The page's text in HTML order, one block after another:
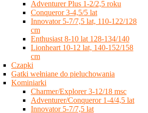
Adventurer Plus 1-2/2,5 roku
Conqueror 3-4,5/5 lat
Innovator 5-7/7,5 lat, 110-122/128
cm
Enthusiast 8-10 lat 128-134/140
Lionheart 10-12 lat, 140-152/158
cm
Czapki
Gatki wełniane do pieluchowania
Kominiarki
Charmer/Explorer 3-12/18 msc
Adventurer/Conqueror 1-4/4,5 lat
Innovator 5-7/7,5 lat